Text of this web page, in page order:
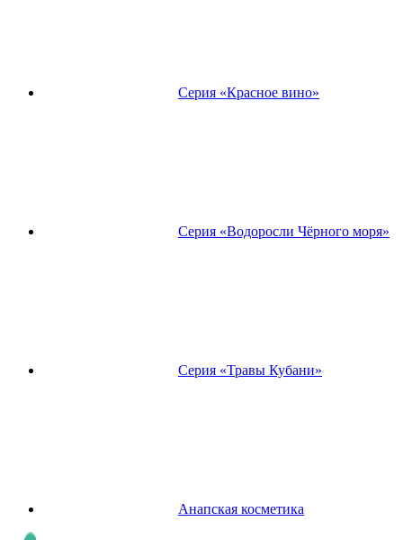
Серия «Красное вино»
Серия «Водоросли Чёрного моря»
Серия «Травы Кубани»
Анапская косметика